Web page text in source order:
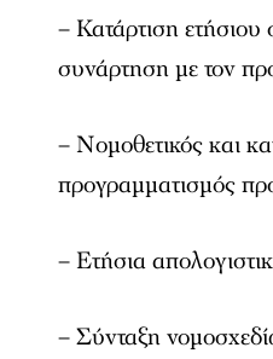
– Κατάρτιση ετήσιου
συνάρτηση µε τον
– Νοµοθετικός και
προγραµµατισµός
– Ετήσια
– Σύνταξη